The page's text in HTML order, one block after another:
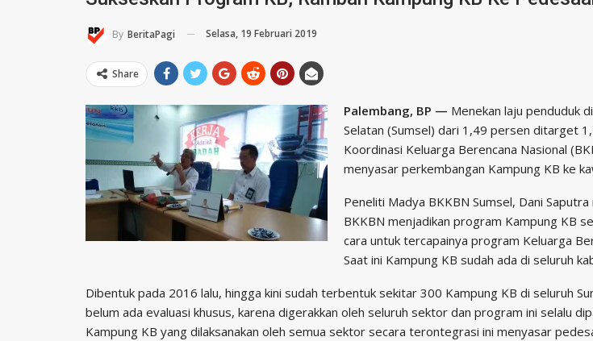
By BeritaPagi Selasa, 19 Februari 2019
Share
Palembang, BP — Menekan laju penduduk
Selatan (Sumsel) dari 1,49 persen ditarget
Koordinasi Keluarga Berencana Nasional
menyasar perkembangan Kampung KB ke
Peneliti Madya BKKBN Sumsel, Dani
BKKBN menjadikan program Kampung KB
cara untuk tercapainya program Keluarga
Saat ini Kampung KB sudah ada di seluruh
Dibentuk pada 2016 lalu, hingga kini sudah terbentuk sekitar 300 Kampung KB di seluruh
belum ada evaluasi khusus, karena digerakkan oleh seluruh sektor dan program ini selalu
Kampung KB yang dilaksanakan oleh semua sektor secara terontegrasi ini menyasar